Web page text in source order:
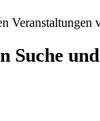
Veranstaltungen
Suche